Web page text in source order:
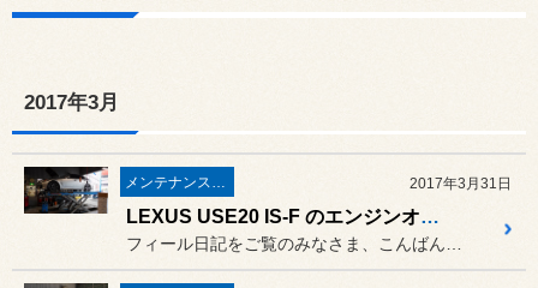
2017年3月
メンテナンス＆ケミカル 2017年3月31日
LEXUS USE20 IS-F のエンジンオイル＆フィルター交換作業 ／ POWER CLUSTER（パワークラスター）